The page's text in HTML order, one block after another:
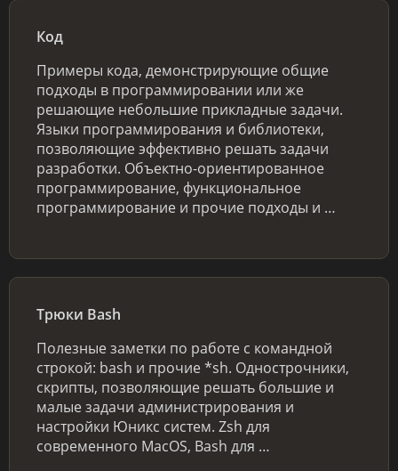
Код
Примеры кода, демонстрирующие общие
подходы в программировании или же
решающие небольшие прикладные задачи.
Языки программирования и библиотеки,
позволяющие эффективно решать задачи
разработки. Объектно-ориентированное
программирование, функциональное
программирование и прочие подходы и …
Трюки Bash
Полезные заметки по работе с командной
строкой: bash и прочие *sh. Однострочники,
скрипты, позволяющие решать большие и
малые задачи администрирования и
настройки Юникс систем. Zsh для
современного MacOS, Bash для …